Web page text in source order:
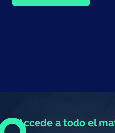
Accede a todo el